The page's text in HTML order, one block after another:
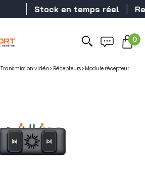
Stock en temps réel
0
Transmission vidéo> Récepteurs> Module récepteur